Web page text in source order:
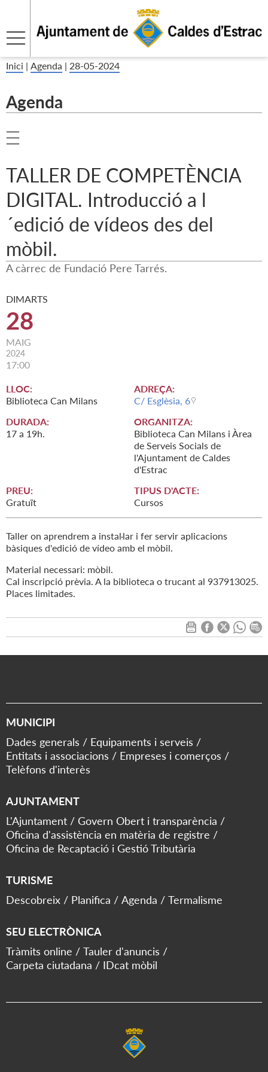
Inici | Agenda | 28-05-2024
Agenda
TALLER DE COMPETÈNCIA
DIGITAL. Introducció a l
´edició de vídeos des del
mòbil.
A càrrec de Fundació Pere Tarrés.
DIMARTS
28
MAIG
2024
17:00
LLOC:
Biblioteca Can Milans
ADREÇA:
C/ Esglèsia, 6
DURADA:
17 a 19h.
ORGANITZA:
Biblioteca Can Milans i Àrea
de Serveis Socials de
l'Ajuntament de Caldes
d'Estrac
PREU:
Gratuït
TIPUS D'ACTE:
Cursos
Taller on aprendrem a instal·lar i fer servir aplicacions
bàsiques d'edició de vídeo amb el mòbil.
Material necessari: mòbil.
Cal inscripció prèvia. A la biblioteca o trucant al 937913025.
Places limitades.
MUNICIPI
Dades generals
Equipaments i serveis
Entitats i associacions
Empreses i comerços
Telèfons d'interès
AJUNTAMENT
L'Ajuntament
Govern Obert i transparència
Oficina d'assistència en matèria de registre
Oficina de Recaptació i Gestió Tributària
TURISME
Descobreix
Planifica Agenda Termalisme
SEU ELECTRÒNICA
Tràmits online
Tauler d'anuncis
Carpeta ciutadana
IDcat mòbil